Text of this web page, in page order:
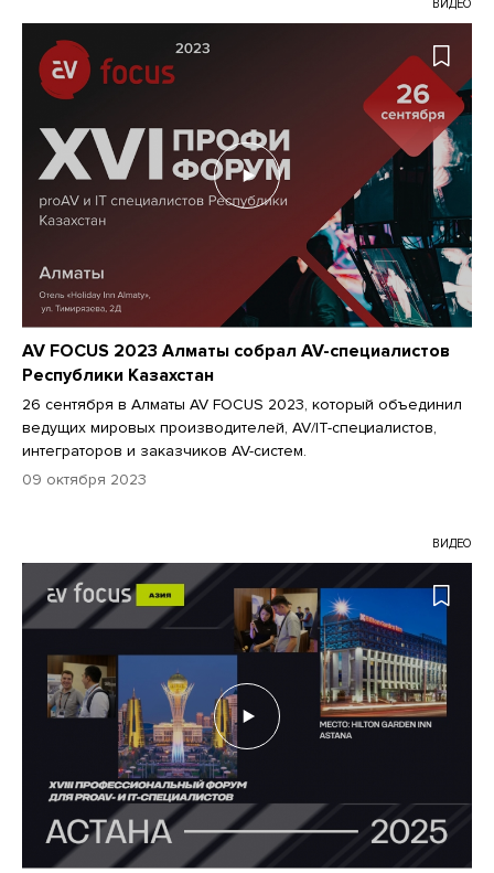
ВИДЕО
AV FOCUS 2023 Алматы собрал AV-специалистов
Республики Казахстан
26 сентября в Алматы AV FOCUS 2023, который объединил
ведущих мировых производителей, AV/IT-специалистов,
интеграторов и заказчиков AV-систем.
09 октября 2023
ВИДЕО